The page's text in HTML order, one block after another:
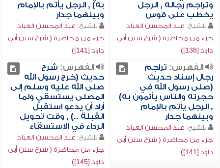
وتراجم رجاله , الرجل
يخطب على قوس
للشيخ: عبد المحسن العباد
جزء من محاضرة ( شرح سنن أبي
داود [138])
به) , الرجل يأتم بالإمام
وبينهما جدار
للشيخ: عبد المحسن العباد
جزء من محاضرة ( شرح سنن أبي
داود [141])
الفهرس: تراجم
رجال إسناد حديث
(صلى رسول الله في
حجرته والناس يأتمون به)
, الرجل يأتم بالإمام
وبينهما جدار
للشيخ: عبد المحسن العباد
جزء من محاضرة ( شرح سنن أبي
داود [141])
الفهرس: شرح
حديث (خرج رسول الله
صلى الله عليه وسلم إلى
المصلى يستسقي ولما
أراد أن يدعو استقبل
القبلة ..) , وقت تحويل
الرداء في الاستسقاء
للشيخ: عبد المحسن العباد
جزء من محاضرة ( شرح سنن أبي
داود [145])